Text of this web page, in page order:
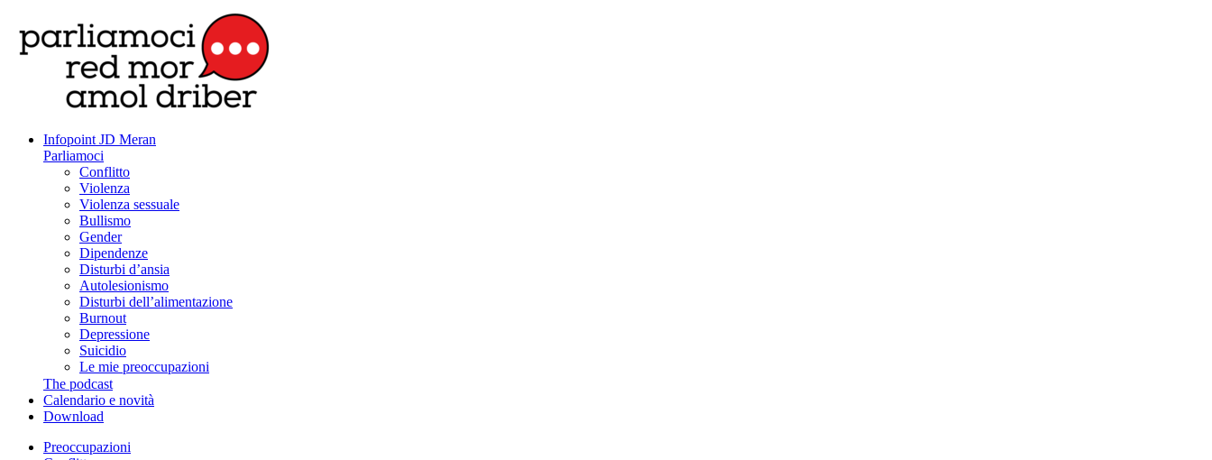
Infopoint JD Meran
Parliamoci
Conflitto
Violenza
Violenza sessuale
Bullismo
Gender
Dipendenze
Disturbi d’ansia
Autolesionismo
Disturbi dell’alimentazione
Burnout
Depressione
Suicidio
Le mie preoccupazioni
The podcast
Calendario e novità
Download
Preoccupazioni